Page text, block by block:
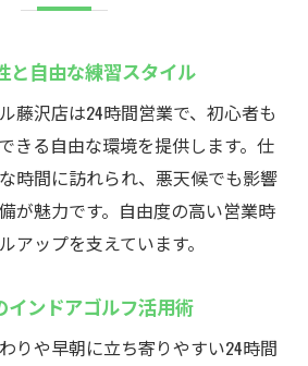
と自由な練習スタイル
藤沢店は24時間営業で、初心者も
きる自由な環境を提供します。仕
時間に訪れられ、悪天候でも影響
が魅力です。自由度の高い営業時
アップを支えています。
ンドアゴルフ活用術
りや早朝に立ち寄りやすい24時間